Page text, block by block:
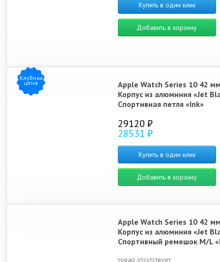
Купить в один клик
Добавить в корзину
Клубная
цена
Apple Watch Series 10 42
Корпус из алюминия «Jet
Спортивная петля «Ink»
29120 ₽
28531 ₽
Купить в один клик
Добавить в корзину
Apple Watch Series 10 42
Корпус из алюминия «Jet
Спортивный ремешок M/L
товар отсутствует